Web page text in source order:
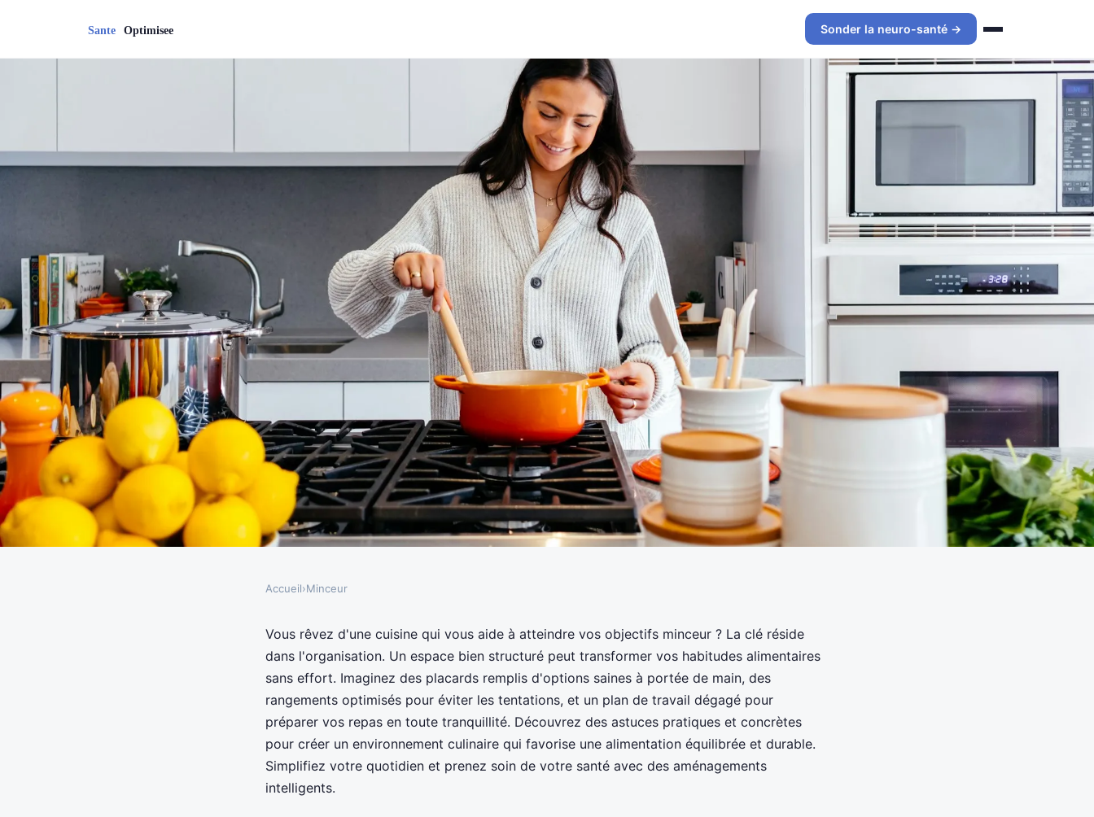
Sonder la neuro-santé →
Comment organiser votre cuisine pour
une alimentation minceur ?
Accueil›Minceur
Vous rêvez d'une cuisine qui vous aide à atteindre vos objectifs minceur ? La clé réside
dans l'organisation. Un espace bien structuré peut transformer vos habitudes alimentaires
sans effort. Imaginez des placards remplis d'options saines à portée de main, des
rangements optimisés pour éviter les tentations, et un plan de travail dégagé pour
préparer vos repas en toute tranquillité. Découvrez des astuces pratiques et concrètes
pour créer un environnement culinaire qui favorise une alimentation équilibrée et durable.
Simplifiez votre quotidien et prenez soin de votre santé avec des aménagements
intelligents.